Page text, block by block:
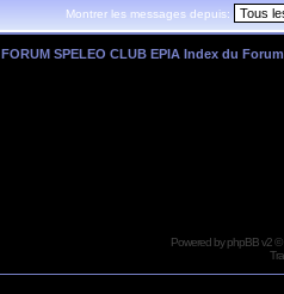
Montrer les messages depuis:
FORUM SPELEO CLUB EPIA Index du Forum
Powered byphpBBv2 ©